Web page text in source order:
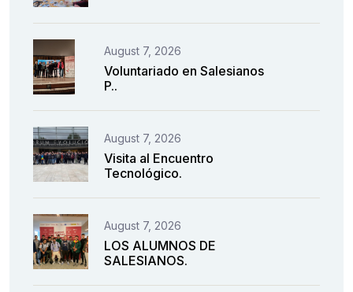
August 7, 2026
Voluntariado en Salesianos
P..
August 7, 2026
Visita al Encuentro
Tecnológico.
August 7, 2026
LOS ALUMNOS DE
SALESIANOS.